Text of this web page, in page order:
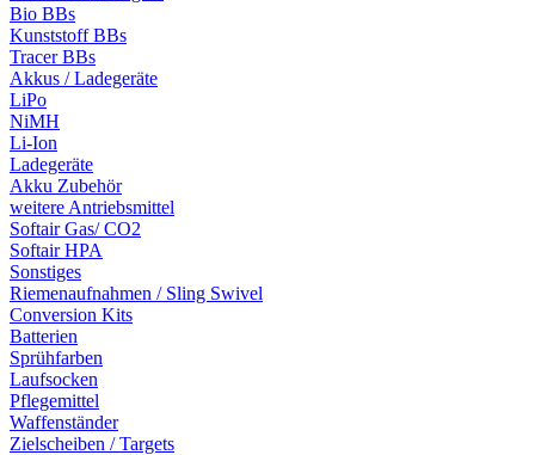
Bio BBs
Kunststoff BBs
Tracer BBs
Akkus / Ladegeräte
LiPo
NiMH
Li-Ion
Ladegeräte
Akku Zubehör
weitere Antriebsmittel
Softair Gas/ CO2
Softair HPA
Sonstiges
Riemenaufnahmen / Sling Swivel
Conversion Kits
Batterien
Sprühfarben
Laufsocken
Pflegemittel
Waffenständer
Zielscheiben / Targets